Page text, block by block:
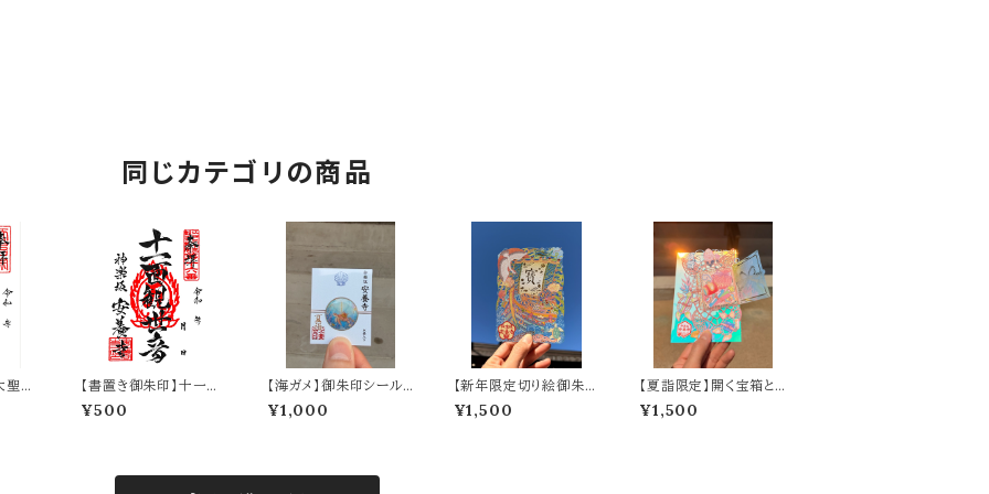
同じカテゴリの商品
聖歓
【書置き御朱印】十一面
観世音
¥500
【海ガメ】御朱印シール
お守り 〜水晶入り〜
¥1,000
【新年限定切り絵御朱
印】 開運寶舟（A6サイ
ズ）
¥1,500
【夏詣限定】開く宝箱と
輝く海亀の切り絵御朱
印 ～光るオーロラフィル
¥1,500